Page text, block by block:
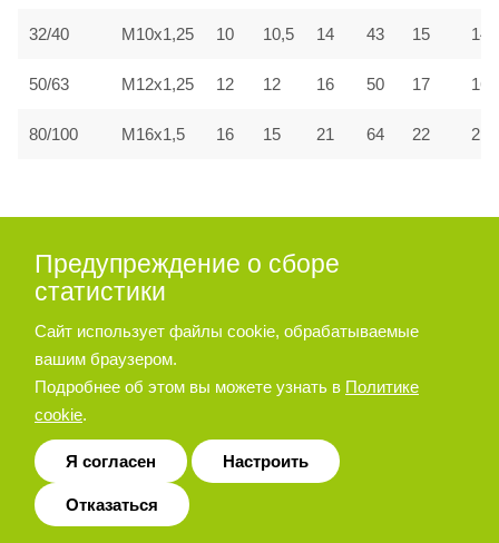
32/40 M10x1,25 10 10,5 14 43 15 14
50/63 M12x1,25 12 12 16 50 17 16
80/100 M16x1,5 16 15 21 64 22 21
A
Модель
Поршень,
Ø (мм)
Предупреждение о сборе
статистики
Сайт использует файлы cookie, обрабатываемые
вашим браузером.
Подробнее об этом вы можете узнать в Политике
cookie.
Я согласен Настроить
Отказаться